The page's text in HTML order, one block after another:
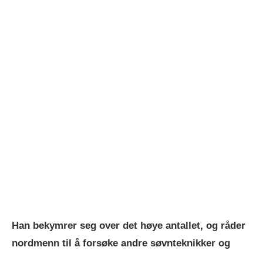
Han bekymrer seg over det høye antallet, og råder
nordmenn til å forsøke andre søvnteknikker og